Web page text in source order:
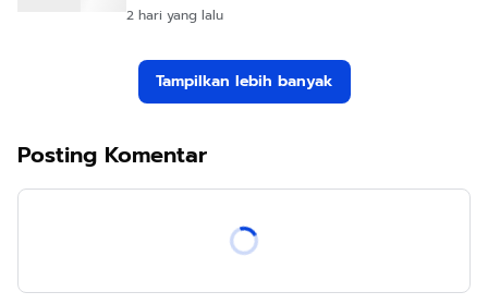
2 hari yang lalu
Tampilkan lebih banyak
Posting Komentar